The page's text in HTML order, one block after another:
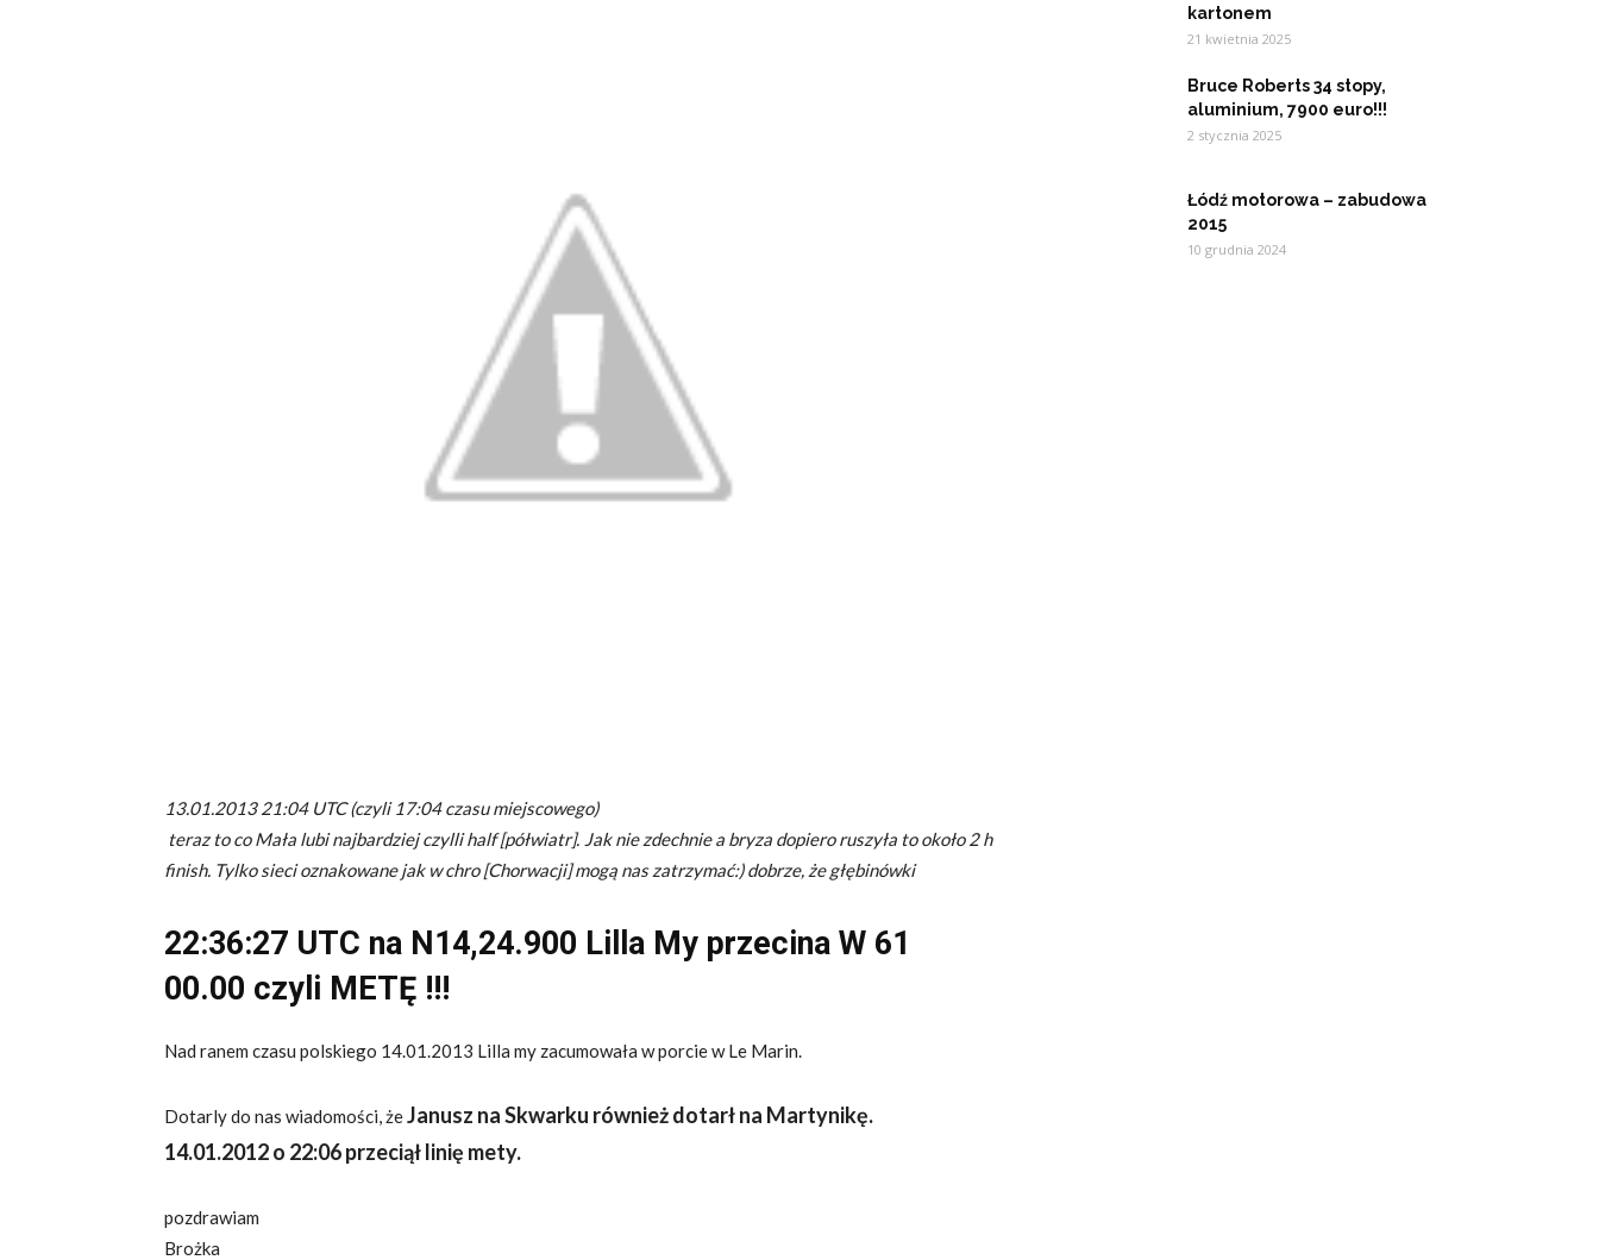
13.01.2013 21:04 UTC (czyli 17:04 czasu miejscowego)
teraz to co Mała lubi najbardziej czylli half [półwiatr]. Jak nie zdechnie a bryza dopiero ruszyła to około 2 h
finish. Tylko sieci oznakowane jak w chro [Chorwacji] mogą nas zatrzymać:) dobrze, że głębinówki
22:36:27 UTC na N14,24.900 Lilla My przecina W 61
00.00 czyli METĘ !!!
Nad ranem czasu polskiego 14.01.2013 Lilla my zacumowała w porcie w Le Marin.
Dotarly do nas wiadomości, żeJanusz na Skwarku również dotarł na Martynikę.
14.01.2012 o 22:06 przeciął linię mety.
pozdrawiam
Brożka
kartonem
21 kwietnia 2025
Bruce Roberts 34 stopy,
aluminium, 7900 euro!!!
2 stycznia 2025
Łódź motorowa – zabudowa
2015
10 grudnia 2024